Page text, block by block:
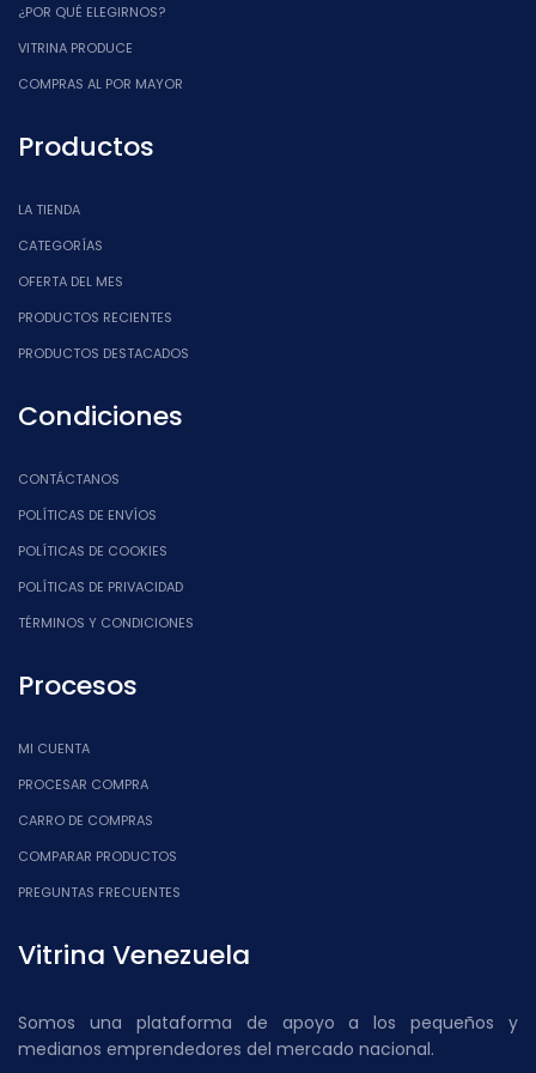
¿POR QUÉ ELEGIRNOS?
VITRINA PRODUCE
COMPRAS AL POR MAYOR
Productos
LA TIENDA
CATEGORÍAS
OFERTA DEL MES
PRODUCTOS RECIENTES
PRODUCTOS DESTACADOS
Condiciones
CONTÁCTANOS
POLÍTICAS DE ENVÍOS
POLÍTICAS DE COOKIES
POLÍTICAS DE PRIVACIDAD
TÉRMINOS Y CONDICIONES
Procesos
MI CUENTA
PROCESAR COMPRA
CARRO DE COMPRAS
COMPARAR PRODUCTOS
PREGUNTAS FRECUENTES
Vitrina Venezuela
Somos una plataforma de apoyo a los pequeños y
medianos emprendedores del mercado nacional.